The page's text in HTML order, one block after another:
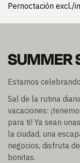
Pernoctación excl./
SUMMER
Estamos
Sal de la rutina
vacaciones:
para ti! Ya sean
la ciudad, una
negocios, disfruta
bonitas.